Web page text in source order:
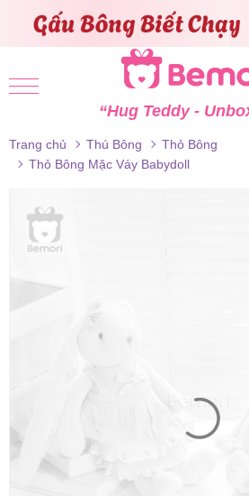
Skip to content
“Hug Teddy -
Trang chủ Thú Bông
Thỏ Bông
Thỏ Bông Mặc Váy Babydoll